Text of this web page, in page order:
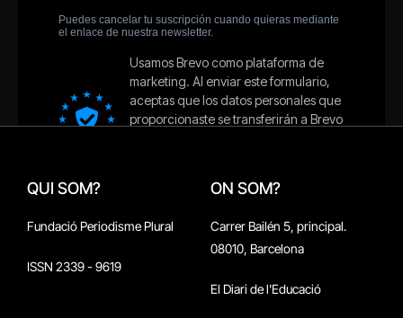
QUI SOM?
Fundació Periodisme Plural
ISSN 2339 - 9619
ON SOM?
Carrer Bailén 5, principal.
08010, Barcelona
El Diari de l'Educació